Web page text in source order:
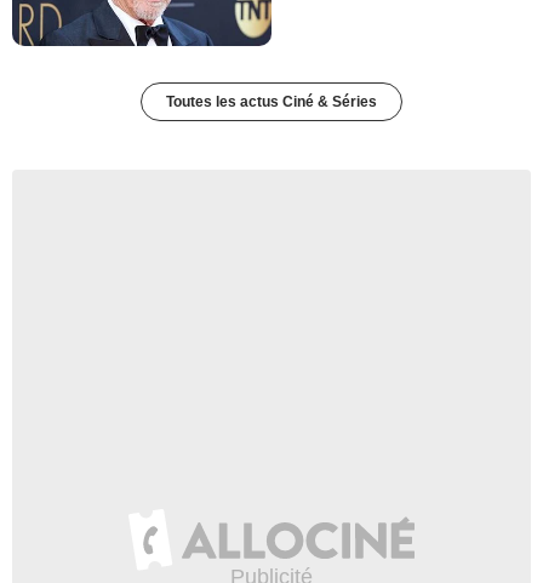
Toutes les actus Ciné & Séries